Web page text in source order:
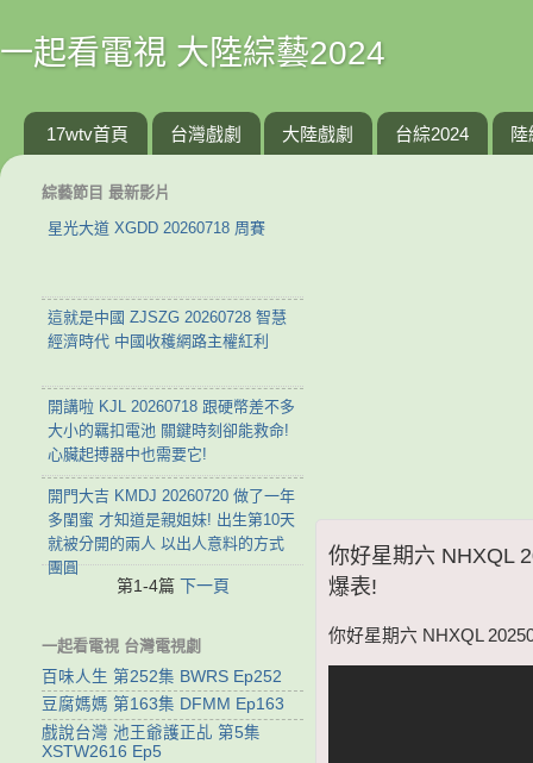
一起看電視 大陸綜藝2024
17wtv首頁 台灣戲劇 大陸戲劇 台綜2024 陸
你好星期六 NHXQL
爆表!
你好星期六 NHXQL
綜藝節目 最新影片
星光大道 XGDD 20260718 周賽
這就是中國 ZJSZG 20260728 智慧
經濟時代 中國收穫網路主權紅利
開講啦 KJL 20260718 跟硬幣差不多
大小的羈扣電池 關鍵時刻卻能救命!
心臟起搏器中也需要它!
開門大吉 KMDJ 20260720 做了一年
多閨蜜 才知道是親姐妹! 出生第10天
就被分開的兩人 以出人意料的方式
團圓
第1-4篇 下一頁
一起看電視 台灣電視劇
百味人生 第252集 BWRS Ep252
豆腐媽媽 第163集 DFMM Ep163
戲說台灣 池王爺護正乩 第5集
XSTW2616 Ep5